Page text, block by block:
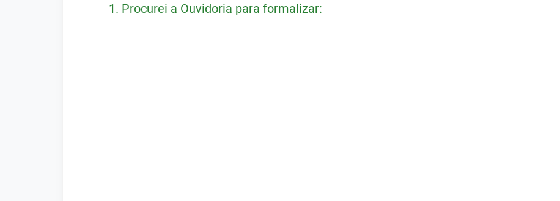
1. Procurei a Ouvidoria para formalizar: